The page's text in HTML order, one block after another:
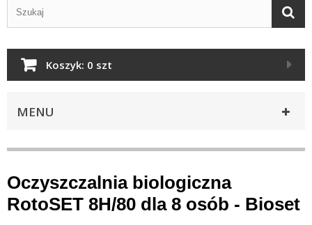
Koszyk: 0 szt
MENU
Oczyszczalnia biologiczna
RotoSET 8H/80 dla 8 osób - Bioset